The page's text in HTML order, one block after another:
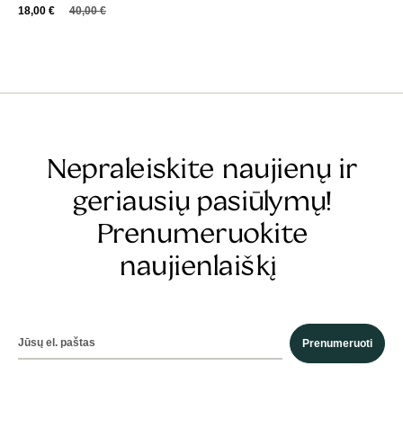
40,00€
18,00 €
Nepraleiskite naujienų ir
geriausių pasiūlymų!
Prenumeruokite
naujienlaiškį
Prenumeruoti